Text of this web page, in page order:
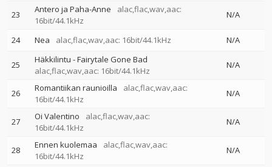
23 Antero ja Paha-Anne
alac,flac,wav,aac:
16bit/44.1kHz
N/A
24 Nea alac,flac,wav,aac: 16bit/44.1kHz N/A
25
Häkkilintu - Fairytale Gone Bad
alac,flac,wav,aac: 16bit/44.1kHz
N/A
26 Romantiikan raunioilla
alac,flac,wav,aac:
16bit/44.1kHz
N/A
27 Oi Valentino
alac,flac,wav,aac:
16bit/44.1kHz
N/A
28 Ennen kuolemaa
alac,flac,wav,aac:
16bit/44.1kHz
N/A